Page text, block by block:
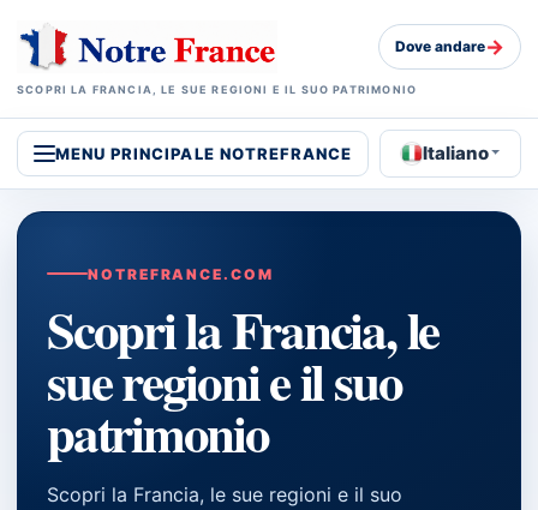
SCOPRI LA FRANCIA, LE SUE REGIONI E IL SUO PATRIMONIO
Dove andare→
MENU PRINCIPALE NOTREFRANCE Italiano
NOTREFRANCE.COM
Scopri la Francia, le
sue regioni e il suo
patrimonio
Scopri la Francia, le sue regioni e il suo